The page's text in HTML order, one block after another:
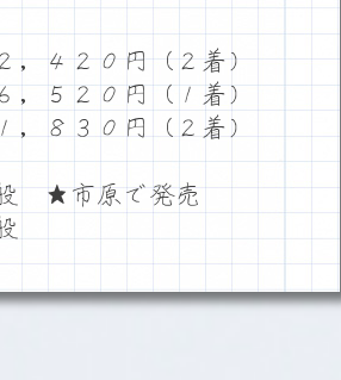
４２０円（２着）
５２０円（１着）
８３０円（２着）
★市原で発売